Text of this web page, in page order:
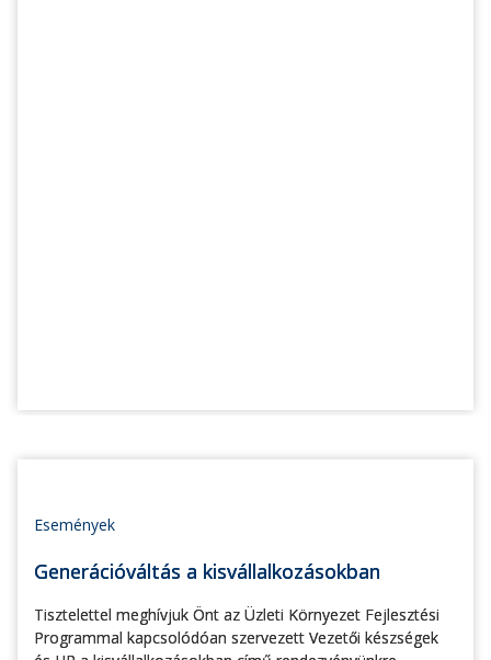
Események
Generációváltás a kisvállalkozásokban
Tisztelettel meghívjuk Önt az Üzleti Környezet Fejlesztési
Programmal kapcsolódóan szervezett Vezetői készségek